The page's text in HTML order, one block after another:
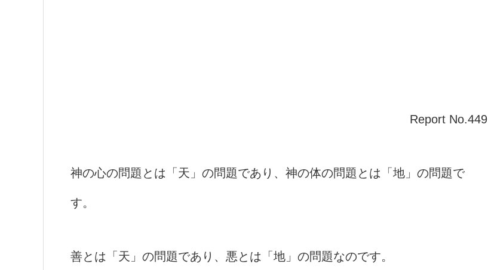
Report No.449
神の心の問題とは「天」の問題であり、神の体の問題とは「地」の問題で
す。
善とは「天」の問題であり、悪とは「地」の問題なのです。